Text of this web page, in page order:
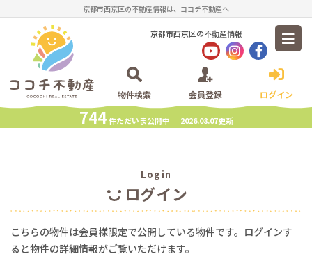
京都市西京区の不動産情報は、ココチ不動産へ
京都市西京区の不動産情報
物件検索 会員登録 ログイン
744件ただいま公開中 2026.08.07更新
Login
ログイン
こちらの物件は会員様限定で公開している物件です。ログインす
ると物件の詳細情報がご覧いただけます。